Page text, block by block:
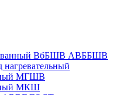
ВбБШВ АВББШВ
нагревательный
МГШВ
МКШ